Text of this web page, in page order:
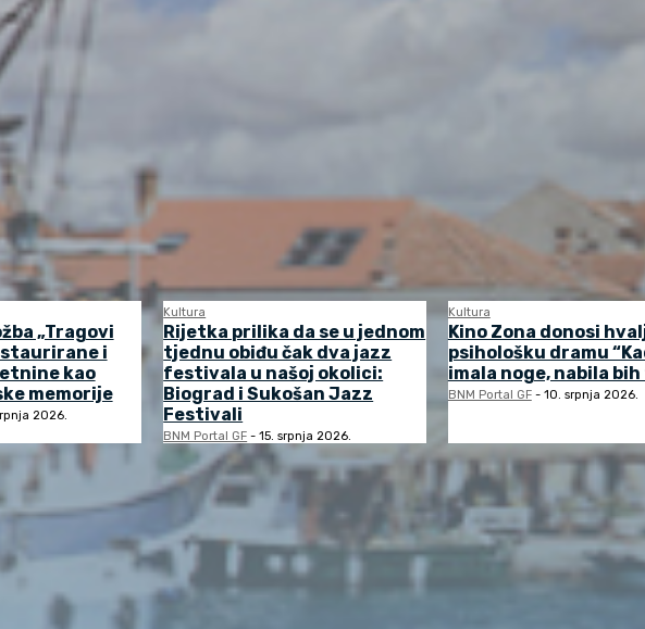
„Tragovi
i
kao
memorije
2026.
Kultura
Rijetka prilika da se u jednom
tjednu obiđu čak dva jazz
festivala u našoj okolici:
Biograd i Sukošan Jazz
Festivali
BNM Portal GF - 15. srpnja 2026.
Kultura
Kino Zona donosi
psihološku dramu
imala noge, nabila bih
BNM Portal GF - 10. srpnja 2026.